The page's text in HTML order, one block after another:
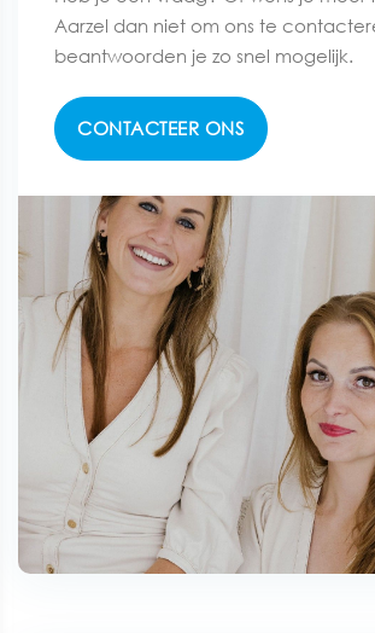
Aarzel dan niet om ons te
beantwoorden je zo snel mogelijk.
CONTACTEER ONS